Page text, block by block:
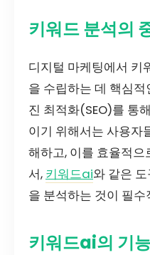
키워드 분석의
디지털 마케팅에서 키
을 수립하는 데 핵심
진 최적화(SEO)를 통
이기 위해서는 사용자
해하고, 이를 효율적
서, 키워드ai와 같은
을 분석하는 것이 필수
키워드ai의 기